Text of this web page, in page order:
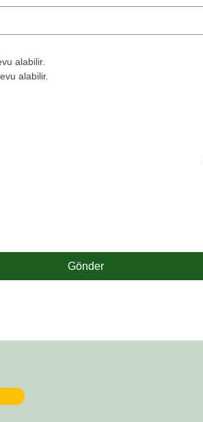
alabilir.
alabilir.
Gönder